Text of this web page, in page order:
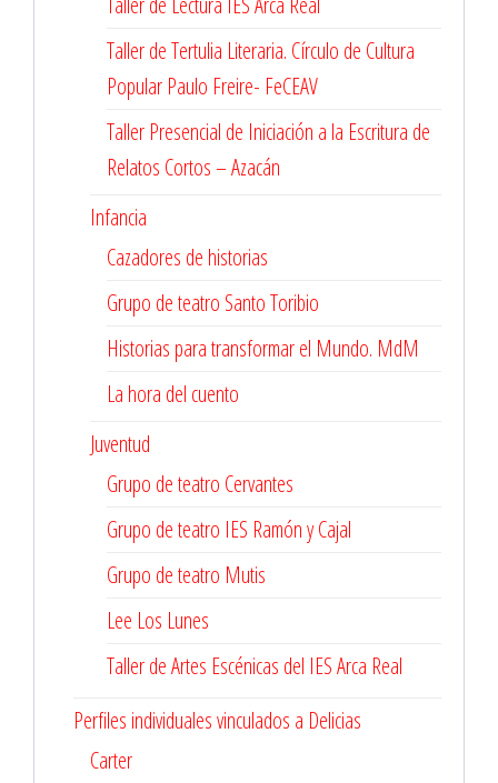
Taller de Tertulia Literaria. Círculo de Cultura
Popular Paulo Freire- FeCEAV
Taller Presencial de Iniciación a la Escritura de
Relatos Cortos – Azacán
Infancia
Cazadores de historias
Grupo de teatro Santo Toribio
Historias para transformar el Mundo. MdM
La hora del cuento
Juventud
Grupo de teatro Cervantes
Grupo de teatro IES Ramón y Cajal
Grupo de teatro Mutis
Lee Los Lunes
Taller de Artes Escénicas del IES Arca Real
Perfiles individuales vinculados a Delicias
Carter